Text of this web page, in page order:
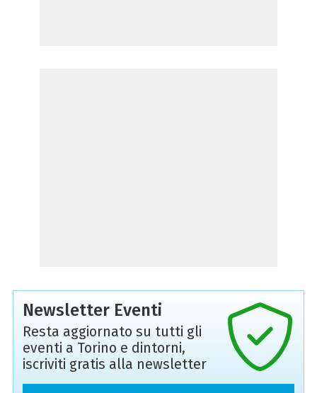
Newsletter Eventi
Resta aggiornato su tutti gli
eventi a Torino e dintorni,
iscriviti gratis alla newsletter